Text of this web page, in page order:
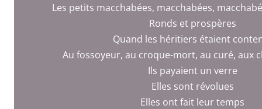
Les petits macchabées, macchabées,
Ronds et prospères
Quand les héritiers étaient
Au fossoyeur, au croque-mort, au curé, aux
Ils payaient un verre
Elles sont révolues
Elles ont fait leur temps